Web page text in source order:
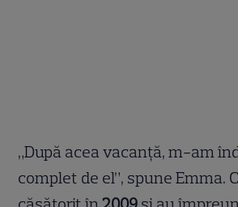
„După acea vacanță, m-am
complet de el”, spune Emma.